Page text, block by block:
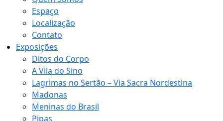
Espaço
Localização
Contato
Exposições
Ditos do Corpo
A Vila do Sino
Lagrimas no Sertão – Via Sacra Nordestina
Madonas
Meninas do Brasil
Pipas